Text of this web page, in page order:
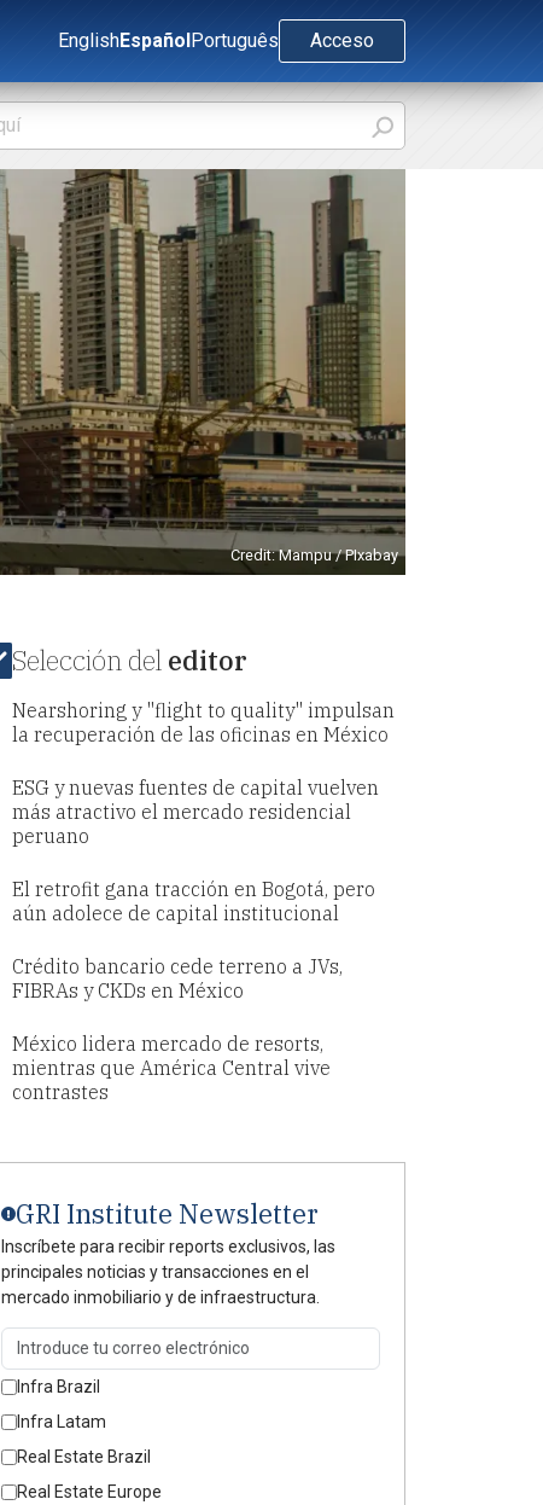
EnglishEspañolPortuguês Acceso
Credit: Mampu / PIxabay
Selección del editor
Nearshoring y "flight to quality" impulsan
la recuperación de las oficinas en México
ESG y nuevas fuentes de capital vuelven
más atractivo el mercado residencial
peruano
El retrofit gana tracción en Bogotá, pero
aún adolece de capital institucional
Crédito bancario cede terreno a JVs,
FIBRAs y CKDs en México
México lidera mercado de resorts,
mientras que América Central vive
contrastes
GRI Institute Newsletter
Inscríbete para recibir reports exclusivos, las
principales noticias y transacciones en el
mercado inmobiliario y de infraestructura.
Infra Brazil
Infra Latam
Real Estate Brazil
Real Estate Europe